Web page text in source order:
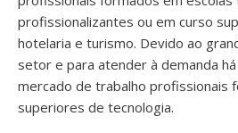
profissionalizantes ou em curso
hotelaria e turismo. Devido ao
setor e para atender à demanda
mercado de trabalho profissionais
superiores de tecnologia.